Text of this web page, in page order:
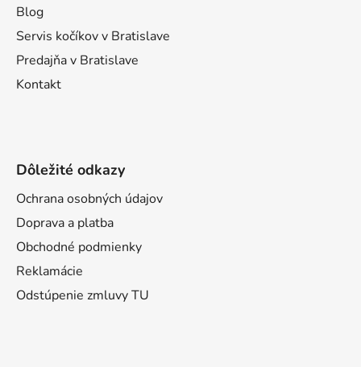
Blog
Servis kočíkov v Bratislave
Predajňa v Bratislave
Kontakt
Dôležité odkazy
Ochrana osobných údajov
Doprava a platba
Obchodné podmienky
Reklamácie
Odstúpenie zmluvy TU